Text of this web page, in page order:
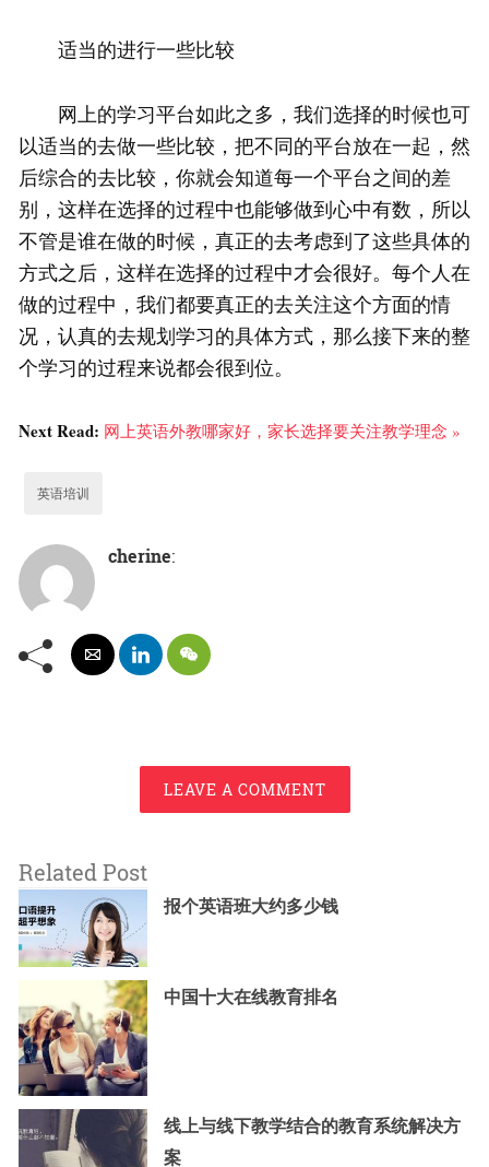
适当的进行一些比较
网上的学习平台如此之多，我们选择的时候也可
以适当的去做一些比较，把不同的平台放在一起，然
后综合的去比较，你就会知道每一个平台之间的差
别，这样在选择的过程中也能够做到心中有数，所以
不管是谁在做的时候，真正的去考虑到了这些具体的
方式之后，这样在选择的过程中才会很好。每个人在
做的过程中，我们都要真正的去关注这个方面的情
况，认真的去规划学习的具体方式，那么接下来的整
个学习的过程来说都会很到位。
Next Read: 网上英语外教哪家好，家长选择要关注教学理念 »
英语培训
cherine:
LEAVE A COMMENT
Related Post
报个英语班大约多少钱
中国十大在线教育排名
线上与线下教学结合的教育系统解决方
案